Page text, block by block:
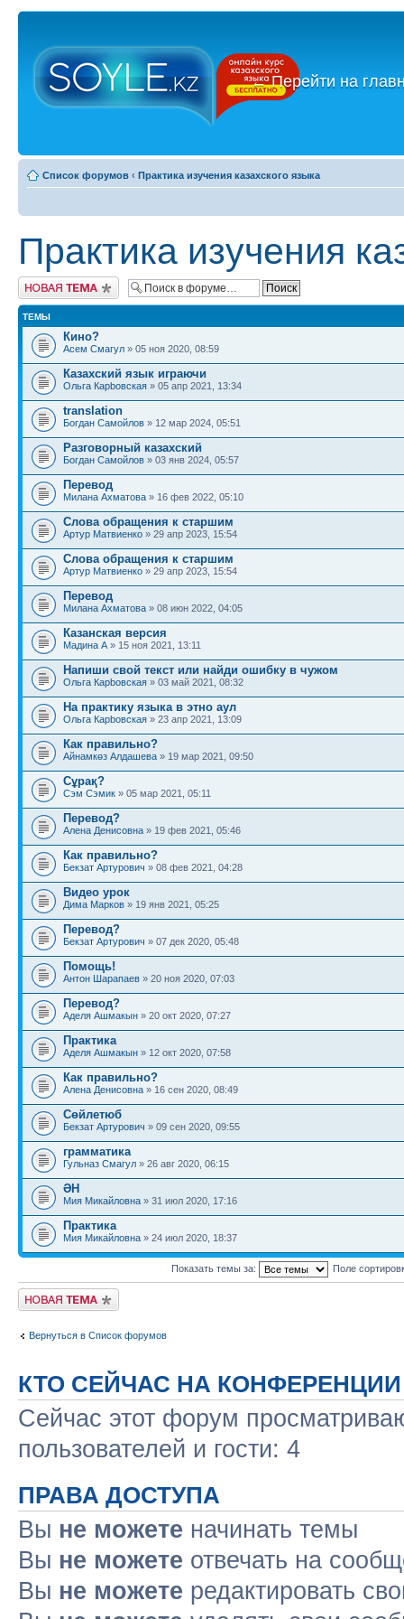
←Перейти на
Список форумов ‹ Практика изучения казахского языка
Практика изучения
Новая тема
ТЕМЫ
Кино?
Асем Смагул » 05 ноя 2020, 08:59
Казахский язык играючи
Ольга Карbовская » 05 апр 2021, 13:34
translation
Богдан Самойлов » 12 мар 2024, 05:51
Разговорный казахский
Богдан Самойлов » 03 янв 2024, 05:57
Перевод
Милана Ахматова » 16 фев 2022, 05:10
Слова обращения к старшим
Артур Матвиенко » 29 апр 2023, 15:54
Слова обращения к старшим
Артур Матвиенко » 29 апр 2023, 15:54
Перевод
Милана Ахматова » 08 июн 2022, 04:05
Казанская версия
Мадина A » 15 ноя 2021, 13:11
Напиши свой текст или найди ошибку в чужом
Ольга Карbовская » 03 май 2021, 08:32
На практику языка в этно аул
Ольга Карbовская » 23 апр 2021, 13:09
Как правильно?
Айнамкөз Алдашева » 19 мар 2021, 09:50
Сұрақ?
Сэм Сэмик » 05 мар 2021, 05:11
Перевод?
Алена Денисовна » 19 фев 2021, 05:46
Как правильно?
Бекзат Артурович » 08 фев 2021, 04:28
Видео урок
Дима Марков » 19 янв 2021, 05:25
Перевод?
Бекзат Артурович » 07 дек 2020, 05:48
Помощь!
Антон Шарапаев » 20 ноя 2020, 07:03
Перевод?
Аделя Ашмакын » 20 окт 2020, 07:27
Практика
Аделя Ашмакын » 12 окт 2020, 07:58
Как правильно?
Алена Денисовна » 16 сен 2020, 08:49
Сөйлетюб
Бекзат Артурович » 09 сен 2020, 09:55
грамматика
Гульназ Смагул » 26 авг 2020, 06:15
ӘН
Мия Микайловна » 31 июл 2020, 17:16
Практика
Мия Микайловна » 24 июл 2020, 18:37
Показать темы за: Поле
Новая тема
Вернуться в Список форумов
КТО СЕЙЧАС НА КОНФЕРЕНЦИИ
Сейчас этот форум
пользователей и гости: 4
ПРАВА ДОСТУПА
Вы не можете начинать темы
Вы не можете отвечать на
Вы не можете редактировать